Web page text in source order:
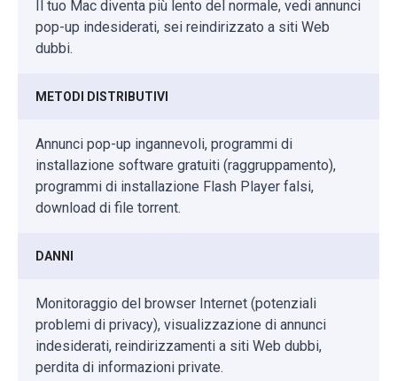
Il tuo Mac diventa più lento del normale, vedi annunci
pop-up indesiderati, sei reindirizzato a siti Web
dubbi.
METODI DISTRIBUTIVI
Annunci pop-up ingannevoli, programmi di
installazione software gratuiti (raggruppamento),
programmi di installazione Flash Player falsi,
download di file torrent.
DANNI
Monitoraggio del browser Internet (potenziali
problemi di privacy), visualizzazione di annunci
indesiderati, reindirizzamenti a siti Web dubbi,
perdita di informazioni private.